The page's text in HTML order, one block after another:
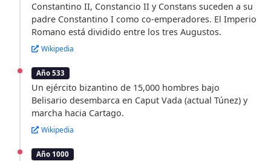
Constantino II, Constancio II y Constans suceden a su
padre Constantino I como co-emperadores. El Imperio
Romano está dividido entre los tres Augustos.
Wikipedia
Año 533
Un ejército bizantino de 15,000 hombres bajo
Belisario desembarca en Caput Vada (actual Túnez) y
marcha hacia Cartago.
Wikipedia
Año 1000